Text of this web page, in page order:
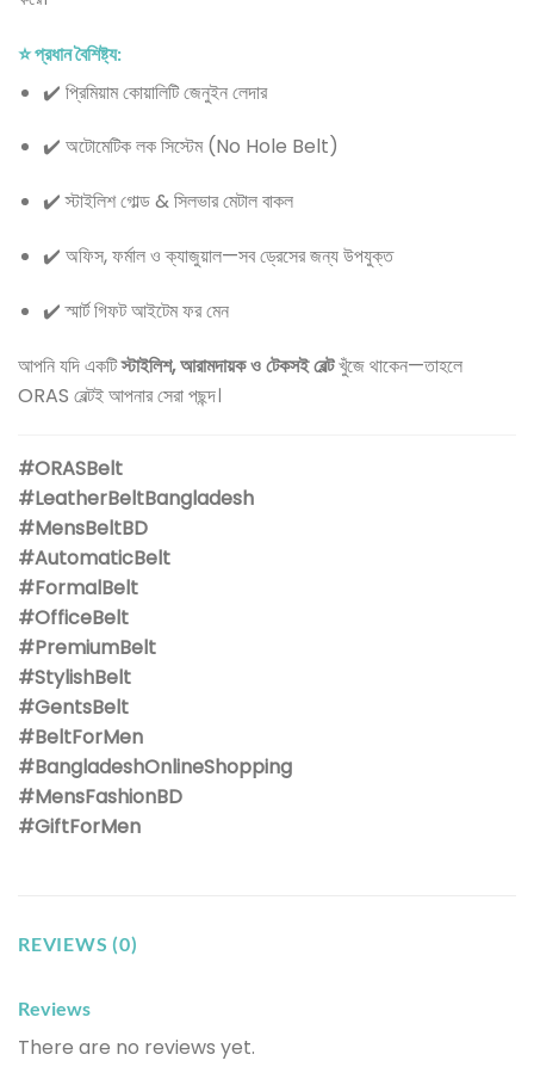
⭐ প্রধান বৈশিষ্ট্য:
✔️ প্রিমিয়াম কোয়ালিটি জেনুইন লেদার
✔️ অটোমেটিক লক সিস্টেম (No Hole Belt)
✔️ স্টাইলিশ গোল্ড & সিলভার মেটাল বাকল
✔️ অফিস, ফর্মাল ও ক্যাজুয়াল—সব ড্রেসের জন্য উপযুক্ত
✔️ স্মার্ট গিফট আইটেম ফর মেন
আপনি যদি একটিস্টাইলিশ, আরামদায়ক ও টেকসই বেল্টখুঁজে থাকেন—তাহলে
ORAS বেল্টই আপনার সেরা পছন্দ।
#ORASBelt
#LeatherBeltBangladesh
#MensBeltBD
#AutomaticBelt
#FormalBelt
#OfficeBelt
#PremiumBelt
#StylishBelt
#GentsBelt
#BeltForMen
#BangladeshOnlineShopping
#MensFashionBD
#GiftForMen
REVIEWS (0)
Reviews
There are no reviews yet.